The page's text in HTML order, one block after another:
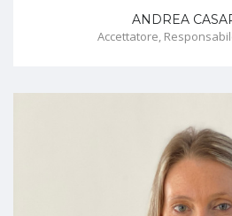
ANDREA
Accettatore,